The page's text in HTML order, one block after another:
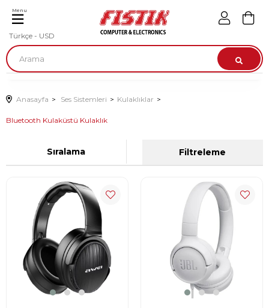
Türkçe - USD
Menu
Anasayfa Ses Sistemleri Kulaklıklar
Bluetooth Kulaküstü Kulaklık
Filtreleme
Sıralama